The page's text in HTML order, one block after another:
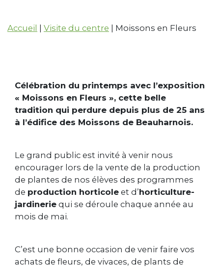
Accueil | Visite du centre | Moissons en Fleurs
Célébration du printemps avec l’exposition
« Moissons en Fleurs », cette belle
tradition qui perdure depuis plus de 25 ans
à l’édifice des Moissons de Beauharnois.
Le grand public est invité à venir nous
encourager lors de la vente de la production
de plantes de nos élèves des programmes
de production horticole et d’horticulture-
jardinerie qui se déroule chaque année au
mois de mai.
C’est une bonne occasion de venir faire vos
achats de fleurs, de vivaces, de plants de